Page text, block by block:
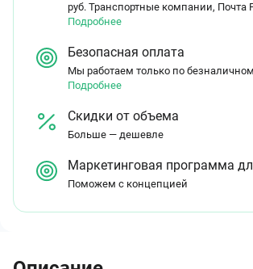
руб. Транспортные компании, Почта
Подробнее
Безопасная оплата
Мы работаем только по
Подробнее
Скидки от объема
Больше — дешевле
Маркетинговая программа
Поможем с концепцией